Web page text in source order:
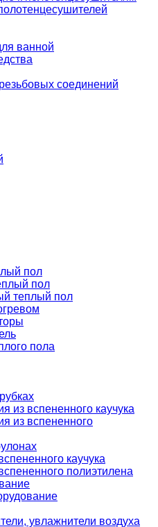
ванной
соединений
пол
пол
теплый пол
пола
из вспененного каучука
из вспененного
каучука
полиэтилена
увлажнители воздуха